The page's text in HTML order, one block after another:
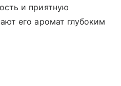
и приятную
его аромат глубоким